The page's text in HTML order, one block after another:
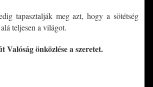
tapasztalják meg azt, hogy a sötétség
teljesen a világot.
Valóság önközlése a szeretet.